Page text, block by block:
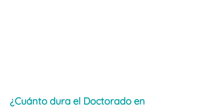
¿Cuánto dura el Doctorado en